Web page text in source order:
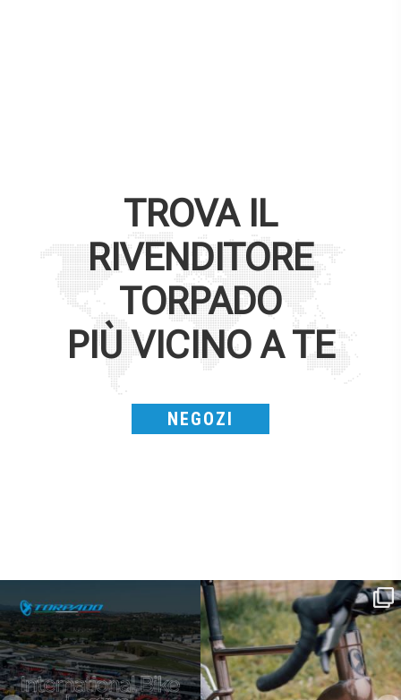
TROVA IL
RIVENDITORE
TORPADO
PIÙ VICINO A TE
NEGOZI
IBF sta per...
17 1
Kepler R è la gravel pensata per affrontare
lunghe...
27 0